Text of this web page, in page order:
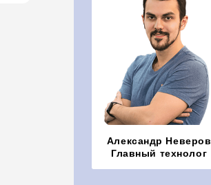
Александр Неверов
Главный технолог